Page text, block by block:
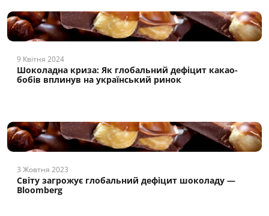
9 Квітня 2024
Шоколадна криза: Як глобальний дефіцит какао-
бобів вплинув на український ринок
3 Жовтня 2023
Світу загрожує глобальний дефіцит шоколаду —
Bloomberg